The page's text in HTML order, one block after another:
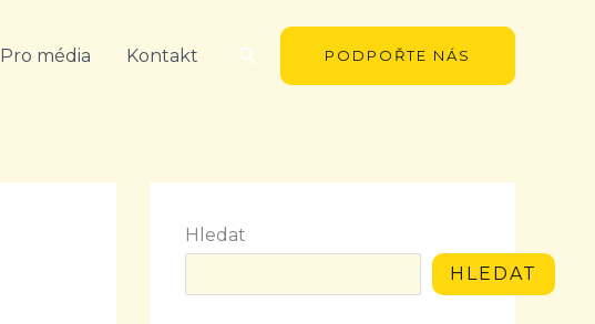
Pro média Kontakt Hledat PODPOŘTE NÁS
Hledat
HLEDAT